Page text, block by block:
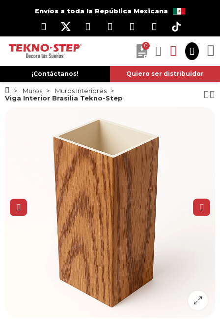
Envíos a toda la República Mexicana
0
¡Contáctanos! Quiero ser distribuidor
Muros
Muros Interiores
Viga Interior Brasilia Tekno-Step